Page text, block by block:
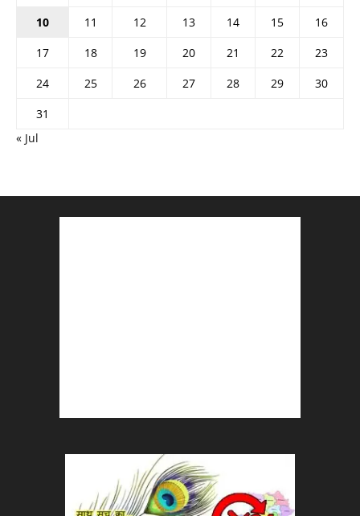
10
11 12 13 14 15
16
17
18 19 20 21 22
23
24
25 26 27 28 29
30
31
« Jul